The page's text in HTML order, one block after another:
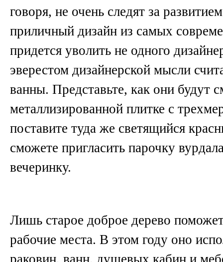
говоря, не очень следят за
приличный дизайн из самых
придется уволить не одного
эверестом дизайнерской мысли
ванны. Представьте, как они будут
металлизированной плитке с
поставите туда же светящийся
сможете пригласить парочку
вечеринку.
Лишь старое доброе дерево
рабочие места. В этом году оно
раковин, ванн, душевых кабин и